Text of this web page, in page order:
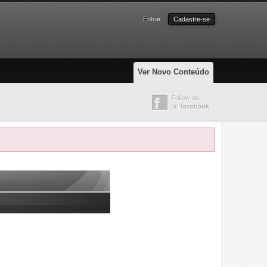
Entrar Cadastre-se
Ver Novo Conteúdo